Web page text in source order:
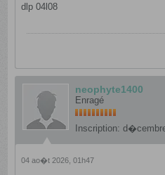
dlp 04l08
neophyte1400
Enragé
Inscription:
04 ao�t 2026, 01h47